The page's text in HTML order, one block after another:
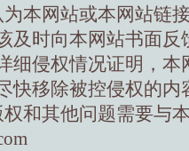
本网站或本网站链
及时向本网站书面反
细侵权情况证明，本
快移除被控侵权的内
和其他问题需要与